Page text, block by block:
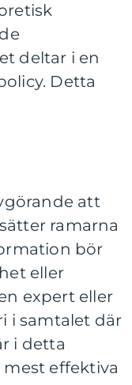
deltar i en
Detta
att
ramarna
bör
eller
expert eller
i samtalet där
i detta
effektiva